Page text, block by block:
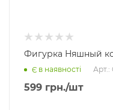
Фигурка Няшный
Є в наявності Арт.:
599 грн./шт